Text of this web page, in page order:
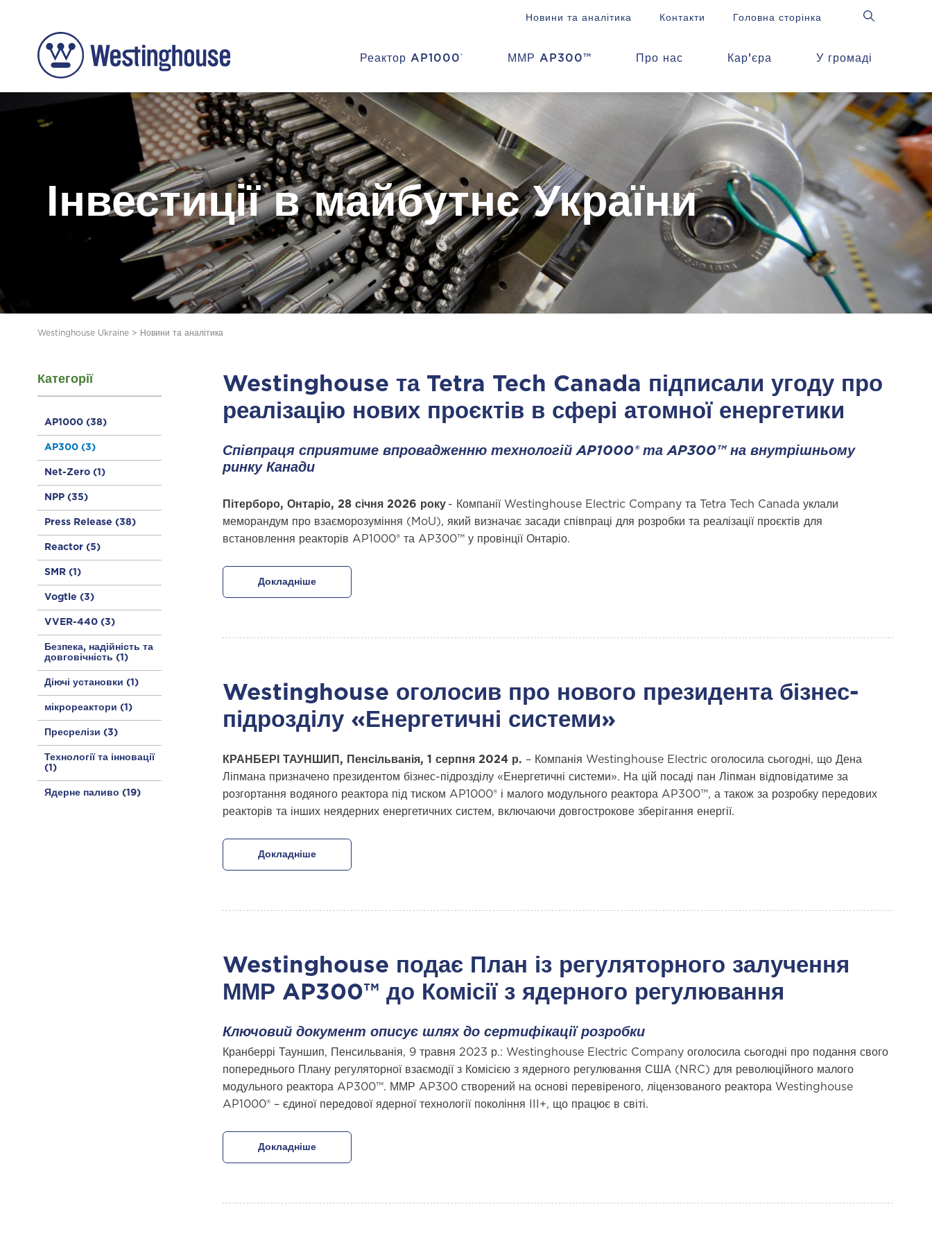
Новини та аналітика Контакти Головна сторінка
У громаді
Кар'єра
Про нас
ММР AP300™
Реактор AP1000®
Інвестиції в майбутнє України
Westinghouse Ukraine> Новини та аналітика
Категорії
AP1000 (38)
AP300 (3)
Net-Zero (1)
NPP (35)
Press Release (38)
Reactor (5)
SMR (1)
Vogtle (3)
VVER-440 (3)
Безпека, надійність та
довговічність (1)
Діючі установки (1)
мікрореактори (1)
Пресрелізи (3)
Технології та інновації
(1)
Ядерне паливо (19)
Westinghouse та Tetra Tech Canada підписали угоду про
реалізацію нових проєктів в сфері атомної енергетики
Співпраця сприятиме впровадженню технологій AP1000® та AP300™ на внутрішньому
ринку Канади
Пітерборо, Онтаріо, 28 січня 2026 року - Компанії Westinghouse Electric Company та Tetra Tech Canada уклали
меморандум про взаєморозуміння (MoU), який визначає засади співпраці для розробки та реалізації проєктів для
встановлення реакторів AP1000® та AP300™ у провінції Онтаріо.
Докладніше
Westinghouse оголосив про нового президента бізнес-
підрозділу «Енергетичні системи»
КРАНБЕРІ ТАУНШИП, Пенсільванія, 1 серпня 2024 р. – Компанія Westinghouse Electric оголосила сьогодні, що Дена
Ліпмана призначено президентом бізнес-підрозділу «Енергетичні системи». На цій посаді пан Ліпман відповідатиме за
розгортання водяного реактора під тиском AP1000® і малого модульного реактора AP300™, а також за розробку передових
реакторів та інших неядерних енергетичних систем, включаючи довгострокове зберігання енергії.
Докладніше
Westinghouse подає План із регуляторного залучення
ММР AP300™ до Комісії з ядерного регулювання
Ключовий документ описує шлях до сертифікації розробки
Кранберрі Тауншип, Пенсильванія, 9 травня 2023 р.: Westinghouse Electric Company оголосила сьогодні про подання свого
попереднього Плану регуляторної взаємодії з Комісією з ядерного регулювання США (NRC) для революційного малого
модульного реактора AP300™. ММР AP300 створений на основі перевіреного, ліцензованого реактора Westinghouse
AP1000® – єдиної передової ядерної технології покоління III+, що працює в світі.
Докладніше